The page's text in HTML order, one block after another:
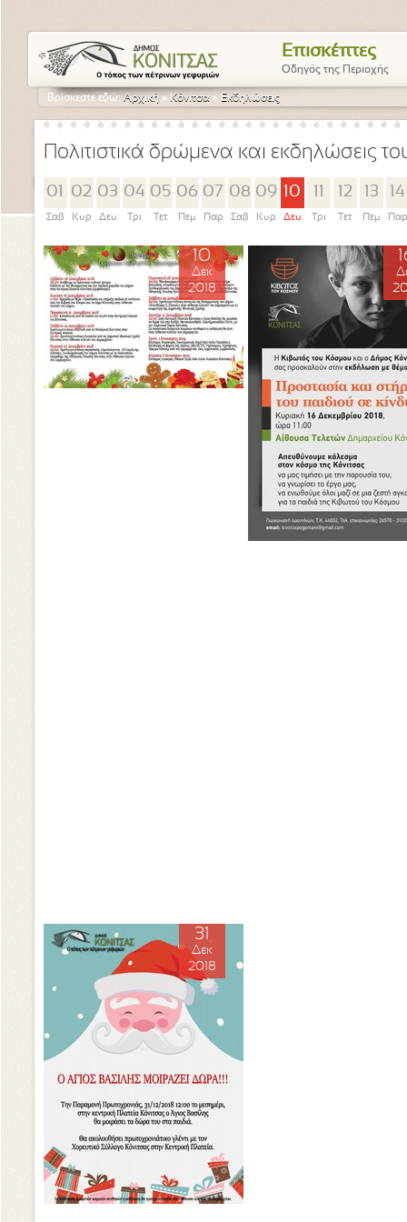
Επισκέπτες
Οδηγός της Περιοχής
Βρίσκεστε εδώ:Αρχική » Κόνιτσα » Εκδηλώσεις
Πολιτιστικά δρώμενα και εκδηλώσεις
01
Σαβ
02
Κυρ
03
Δευ
04
Τρι
05
Τετ
06
Πεμ
07
Παρ
08
Σαβ
09
Κυρ
10
Δευ Τρι
12
Τετ
13
Πεμ
14
Παρ
10
Δεκ
2018
31
Δεκ
2018